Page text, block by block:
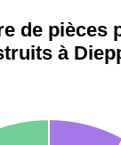
404 € 2
de pièces
à